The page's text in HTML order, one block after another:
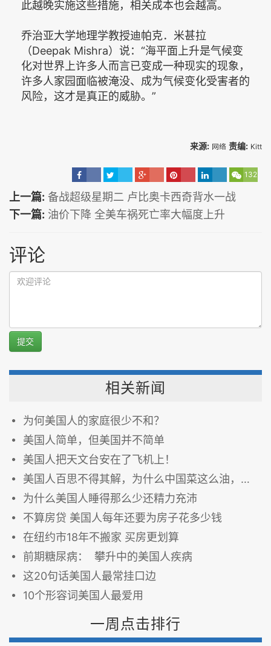
此越晚实施这些措施，相关成本也会越高。
乔治亚大学地理学教授迪帕克．米甚拉
（Deepak Mishra）说：“海平面上升是气候变
化对世界上许多人而言已变成一种现实的现象，
许多人家园面临被淹没、成为气候变化受害者的
风险，这才是真正的威胁。”
来源: 网络 责编: Kitt
132
上一篇: 备战超级星期二 卢比奥卡西奇背水一战
下一篇: 油价下降 全美车祸死亡率大幅度上升
评论
提交
相关新闻
为何美国人的家庭很少不和？
美国人简单，但美国并不简单
美国人把天文台安在了飞机上！
美国人百思不得其解，为什么中国菜这么油，但大多中国人却比美国人苗条呢？
为什么美国人睡得那么少还精力充沛
不算房贷 美国人每年还要为房子花多少钱
在纽约市18年不搬家 买房更划算
前期糖尿病： 攀升中的美国人疾病
这20句话美国人最常挂口边
10个形容词美国人最爱用
一周点击排行